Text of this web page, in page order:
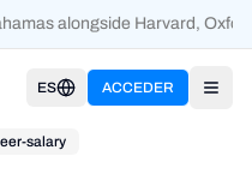
alongside Harvard,
ES ACCEDER
salary